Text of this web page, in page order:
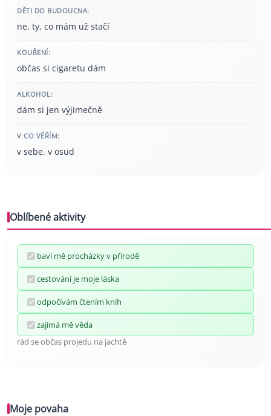
DĚTI DO BUDOUCNA:
ne, ty, co mám už stačí
KOUŘENÍ:
občas si cigaretu dám
ALKOHOL:
dám si jen výjimečně
V CO VĚŘÍM:
v sebe, v osud
Oblíbené aktivity
baví mě procházky v přírodě
cestování je moje láska
odpočívám čtením knih
zajímá mě věda
rád se občas projedu na jachtě
Moje povaha